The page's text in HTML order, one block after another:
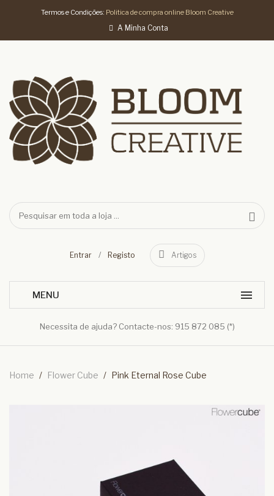
Termos e Condições: Politica de compra online Bloom Creative
A Minha Conta
Entrar / Registo Artigos
Necessita de ajuda? Contacte-nos: 915 872 085 (*)
Home / Flower Cube / Pink Eternal Rose Cube